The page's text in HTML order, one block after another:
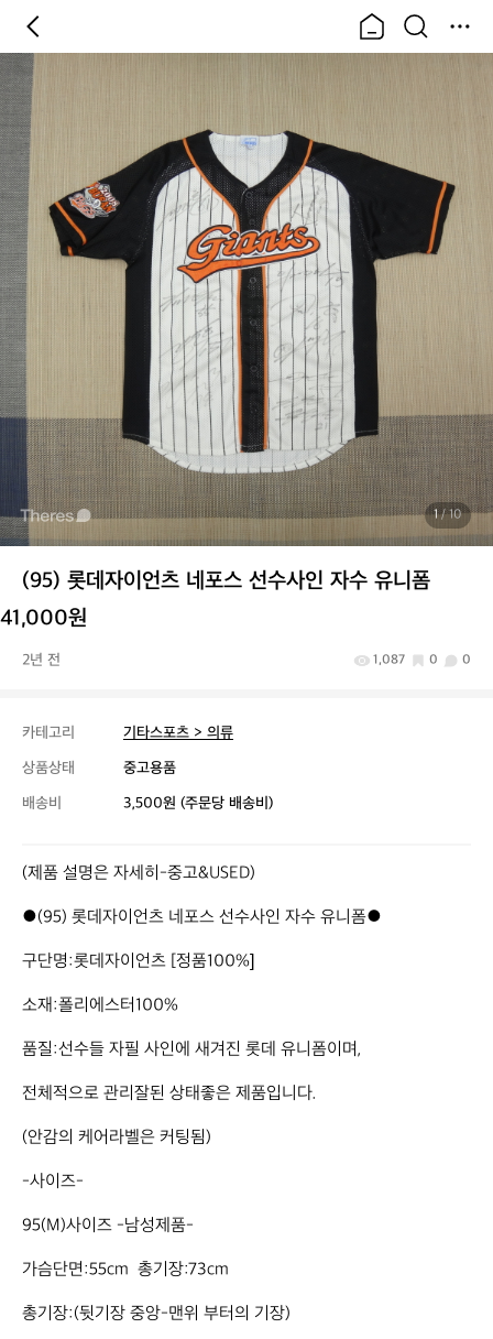
1/ 10
(95) 롯데자이언츠 네포스 선수사인 자수 유니폼
41,000원
2년 전 1,087 0 0
카테고리
기타스포츠 > 의류
상품상태
중고용품
배송비
3,500원 (주문당 배송비)
(제품 설명은 자세히-중고&USED)
●(95) 롯데자이언츠 네포스 선수사인 자수 유니폼●
구단명:롯데자이언츠 [정품100%]
소재:폴리에스터100%
품질:선수들 자필 사인에 새겨진 롯데 유니폼이며,
전체적으로 관리잘된 상태좋은 제품입니다.
(안감의 케어라벨은 커팅됨)
-사이즈-
95(M)사이즈 -남성제품-
가슴단면:55cm  총기장:73cm
총기장:(뒷기장 중앙-맨위 부터의 기장)